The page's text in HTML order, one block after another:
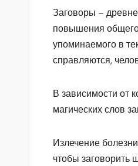
Заговоры –
повышения
упоминаемого в
справляются,
В зависимости от
магических слов
Излечение
чтобы заговорить